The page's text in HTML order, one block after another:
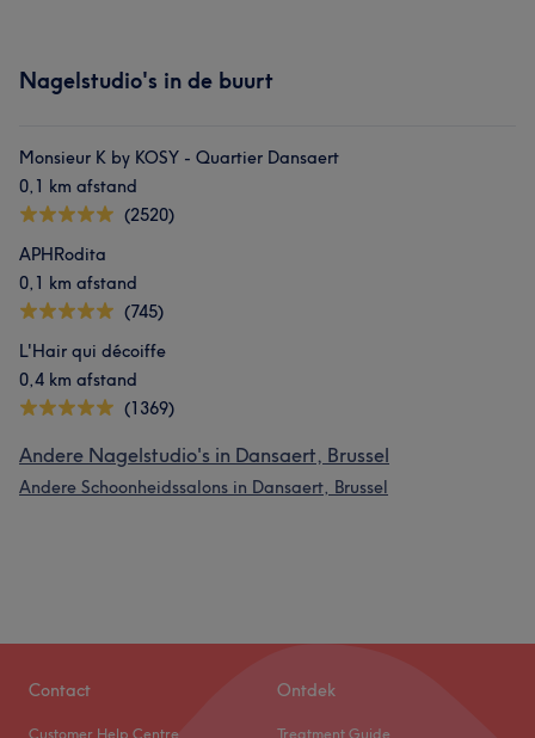
Nagelstudio's in de buurt
Monsieur K by KOSY - Quartier Dansaert
0,1 km afstand
(2520)
APHRodita
0,1 km afstand
(745)
L'Hair qui décoiffe
0,4 km afstand
(1369)
Andere Nagelstudio's in Dansaert, Brussel
Andere Schoonheidssalons in Dansaert, Brussel
Contact
Customer Help Centre
Ontdek
Treatment Guide